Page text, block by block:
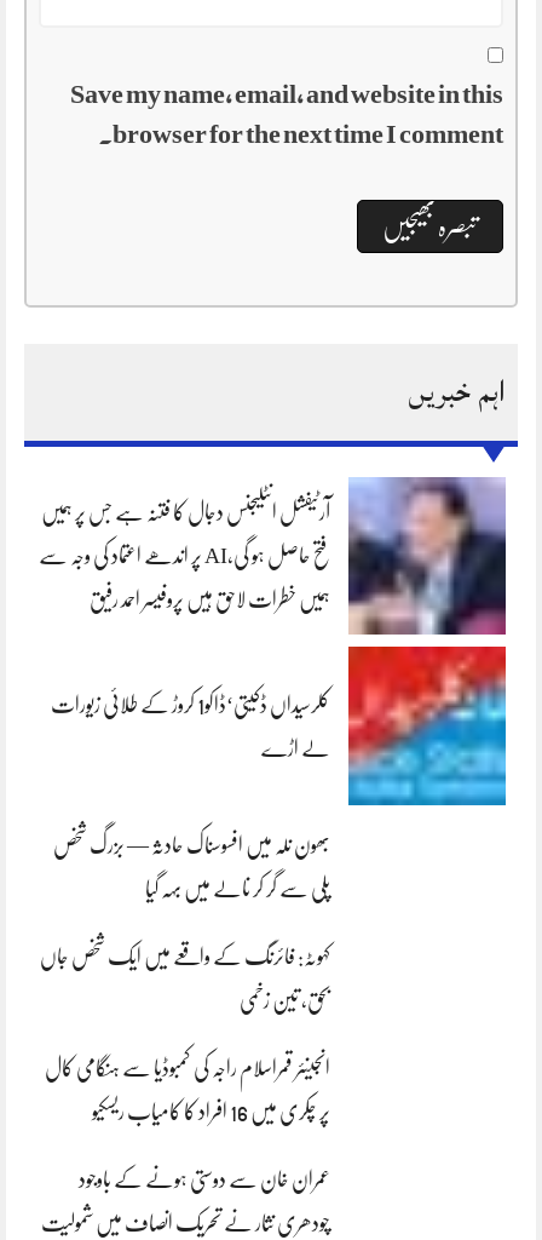
Save my name, email, and website in this
browser for the next time I comment.
اہم خبریں
آرٹیفشل انٹلیجنس دجال کا فتنہ ہے جس پر ہمیں
فتح حاصل ہو گی،AI پر اندھے اعتماد کی وجہ سے
ہمیں خطرات لاحق ہیں پروفیسر احمد رفیق
کلرسیداں ڈکیتی‘ڈاکو1 کروڑ کے طلائی زیورات
لے اڑے
بھون نلہ میں افسوسناک حادثہ — بزرگ شخص
پلی سے گر کر نالے میں بہہ گیا
کہوٹہ: فائرنگ کے واقعے میں ایک شخص جاں
بحق، تین زخمی
انجینئر قمراسلام راجہ کی کمبوڈیا سے ہنگامی کال
پر چکری میں 16 افراد کا کامیاب ریسکیو
عمران خان سے دوستی ہونے کے باوجود
چودھری نثار نے تحریک انصاف میں شمولیت